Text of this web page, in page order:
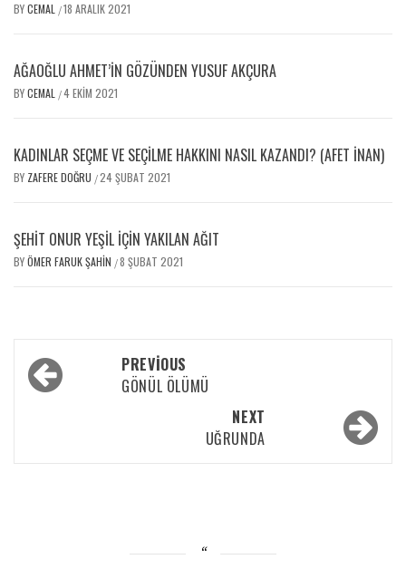
BYCEMAL /18 ARALIK 2021
AĞAOĞLU AHMET’IN GÖZÜNDEN YUSUF AKÇURA
BYCEMAL /4 EKIM 2021
KADINLAR SEÇME VE SEÇILME HAKKINI NASIL KAZANDI? (AFET İNAN)
BY ZAFERE DOĞRU /24 ŞUBAT 2021
ŞEHIT ONUR YEŞIL İÇIN YAKILAN AĞIT
BYÖMER FARUK ŞAHIN /8 ŞUBAT 2021
PREVIOUS
GÖNÜL ÖLÜMÜ
NEXT
UĞRUNDA